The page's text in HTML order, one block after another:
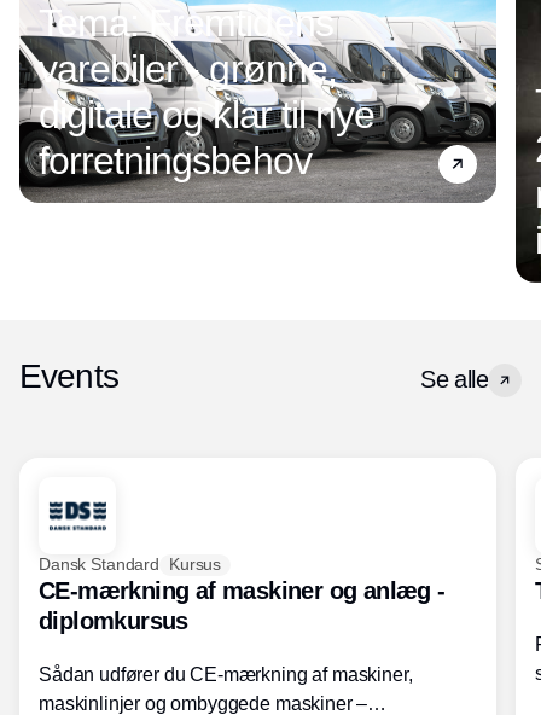
Tema: Fremtidens
varebiler - grønne,
digitale og klar til nye
forretningsbehov
Events Se alle
Dansk Standard Kursus
CE-mærkning af maskiner og anlæg -
diplomkursus
Sådan udfører du CE-mærkning af maskiner,
maskinlinjer og ombyggede maskiner –